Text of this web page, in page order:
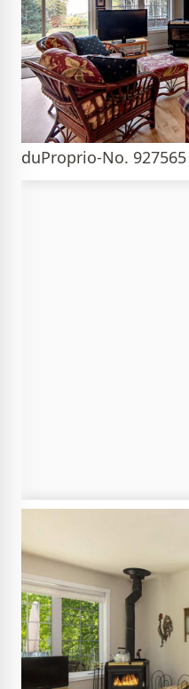
duProprio-No. 927565